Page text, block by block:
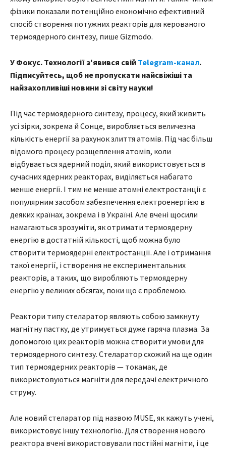
фізики показали потенційно економічно ефективний
спосіб створення потужних реакторів для керованого
термоядерного синтезу, пише Gizmodo.
У Фокус. Технології з'явився свій Telegram-канал.
Підписуйтесь, щоб не пропускати найсвіжіші та
найзахопливіші новини зі світу науки!
Під час термоядерного синтезу, процесу, який живить
усі зірки, зокрема й Сонце, виробляється величезна
кількість енергії за рахунок злиття атомів. Під час більш
відомого процесу розщеплення атомів, коли
відбувається ядерний поділ, який використовується в
сучасних ядерних реакторах, виділяється набагато
менше енергії. І тим не менше атомні електростанції є
популярним засобом забезпечення електроенергією в
деяких країнах, зокрема і в Україні. Але вчені щосили
намагаються зрозуміти, як отримати термоядерну
енергію в достатній кількості, щоб можна було
створити термоядерні електростанції. Але і отримання
такої енергії, і створення не експериментальних
реакторів, а таких, що виробляють термоядерну
енергію у великих обсягах, поки що є проблемою.
Реактори типу стеларатор являють собою замкнуту
магнітну пастку, де утримується дуже гаряча плазма. За
допомогою цих реакторів можна створити умови для
термоядерного синтезу. Стеларатор схожий на ще один
тип термоядерних реакторів — токамак, де
використовуються магніти для передачі електричного
струму.
Але новий стеларатор під назвою MUSE, як кажуть учені,
використовує іншу технологію. Для створення нового
реактора вчені використовували постійні магніти, і це